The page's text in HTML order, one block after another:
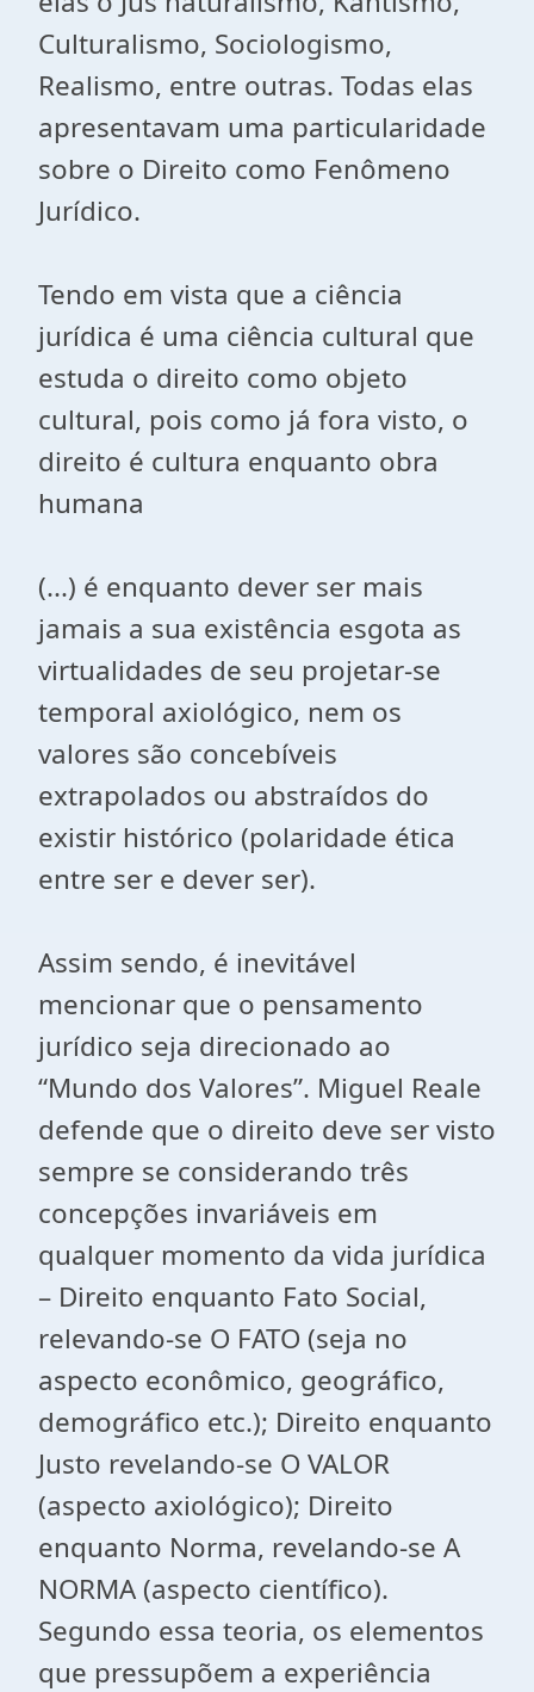
Culturalismo, Sociologismo,
Realismo, entre outras. Todas elas
apresentavam uma particularidade
sobre o Direito como Fenômeno
Jurídico.
Tendo em vista que a ciência
jurídica é uma ciência cultural que
estuda o direito como objeto
cultural, pois como já fora visto, o
direito é cultura enquanto obra
humana
(...) é enquanto dever ser mais
jamais a sua existência esgota as
virtualidades de seu projetar-se
temporal axiológico, nem os
valores são concebíveis
extrapolados ou abstraídos do
existir histórico (polaridade ética
entre ser e dever ser).
Assim sendo, é inevitável
mencionar que o pensamento
jurídico seja direcionado ao
“Mundo dos Valores”. Miguel Reale
defende que o direito deve ser visto
sempre se considerando três
concepções invariáveis em
qualquer momento da vida jurídica
– Direito enquanto Fato Social,
relevando-se O FATO (seja no
aspecto econômico, geográfico,
demográfico etc.); Direito enquanto
Justo revelando-se O VALOR
(aspecto axiológico); Direito
enquanto Norma, revelando-se A
NORMA (aspecto científico).
Segundo essa teoria, os elementos
que pressupõem a experiência